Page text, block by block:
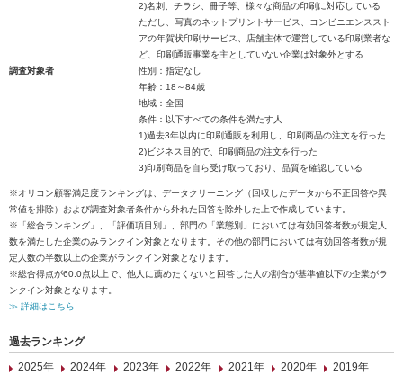
2)名刺、チラシ、冊子等、様々な商品の印刷に対応している
ただし、写真のネットプリントサービス、コンビニエンススト
アの年賀状印刷サービス、店舗主体で運営している印刷業者な
ど、印刷通販事業を主としていない企業は対象外とする
調査対象者
性別：指定なし
年齢：18～84歳
地域：全国
条件：以下すべての条件を満たす人
1)過去3年以内に印刷通販を利用し、印刷商品の注文を行った
2)ビジネス目的で、印刷商品の注文を行った
3)印刷商品を自ら受け取っており、品質を確認している
※オリコン顧客満足度ランキングは、データクリーニング（回収したデータから不正回答や異
常値を排除）および調査対象者条件から外れた回答を除外した上で作成しています。
※「総合ランキング」、「評価項目別」、部門の「業態別」においては有効回答者数が規定人
数を満たした企業のみランクイン対象となります。その他の部門においては有効回答者数が規
定人数の半数以上の企業がランクイン対象となります。
※総合得点が60.0点以上で、他人に薦めたくないと回答した人の割合が基準値以下の企業がラ
ンクイン対象となります。
≫ 詳細はこちら
過去ランキング
2025年
2024年 2023年 2022年 2021年 2020年
2019年